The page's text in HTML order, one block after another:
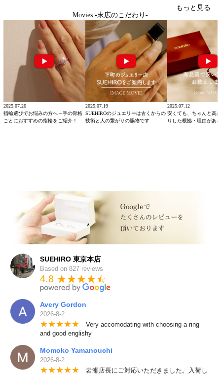
Movies -末広のこだわり-
もっと見る
2025.07.26
指輪選びでお悩みの方へ～手の骨格
ごとにおすすめの指輪をご紹介！
2025.07.19
SUEHIROのジュエリーは古くからの
技術と人の繋がりの賜物です
2025.07.12
安くても、ちゃんと高
りした根拠・理由があ
SUEHIRO 東京本店
Based on 827 reviews
4.8 ★★★★★
☆
Avery Gordon
2026-8-2
★★★★★ Very accomodating with choosing a ring
and good englishy
Momoko Yamanouchi
2026-8-2
★★★★★ 岩瀬店長にご対応いただきました。入荷し